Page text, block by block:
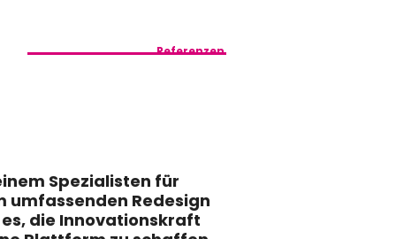
Referenzen
Spezialisten für
umfassenden Redesign
die Innovationskraft